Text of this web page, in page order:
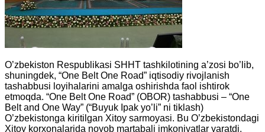
O’zbekiston Respublikasi SHHT tashkilotining a’zosi bo’lib,
shuningdek, “One Belt One Road” iqtisodiy rivojlanish
tashabbusi loyihalarini amalga oshirishda faol ishtirok
etmoqda. “One Belt One Road” (OBOR) tashabbusi – “One
Belt and One Way” (“Buyuk Ipak yo’li” ni tiklash)
O’zbekistonga kiritilgan Xitoy sarmoyasi. Bu O’zbekistondagi
Xitoy korxonalarida noyob martabali imkoniyatlar yaratdi.